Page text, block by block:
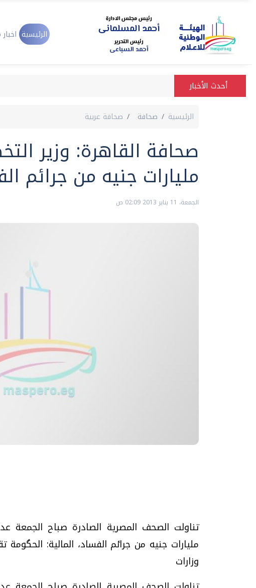
الرئيسية
أحدث الأخبار
الرئيسية صحافة صحافة عربية
مليارات جنيه من جرائم
الجمعة، 11 يناير 2013 02:09 ص
‬وزارات